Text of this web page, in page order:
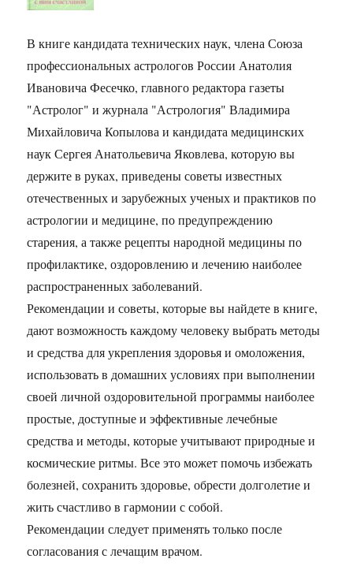
В книге кандидата технических наук, члена Союза
профессиональных астрологов России Анатолия
Ивановича Фесечко, главного редактора газеты
"Астролог" и журнала "Астрология" Владимира
Михайловича Копылова и кандидата медицинских
наук Сергея Анатольевича Яковлева, которую вы
держите в руках, приведены советы известных
отечественных и зарубежных ученых и практиков по
астрологии и медицине, по предупреждению
старения, а также рецепты народной медицины по
профилактике, оздоровлению и лечению наиболее
распространенных заболеваний.
Рекомендации и советы, которые вы найдете в книге,
дают возможность каждому человеку выбрать методы
и средства для укрепления здоровья и омоложения,
использовать в домашних условиях при выполнении
своей личной оздоровительной программы наиболее
простые, доступные и эффективные лечебные
средства и методы, которые учитывают природные и
космические ритмы. Все это может помочь избежать
болезней, сохранить здоровье, обрести долголетие и
жить счастливо в гармонии с собой.
Рекомендации следует применять только после
согласования с лечащим врачом.